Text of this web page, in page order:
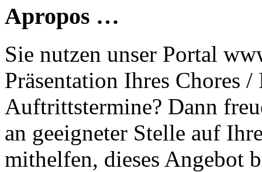
Apropos …
Sie nutzen unser Portal
Präsentation Ihres Chores
Auftrittstermine? Dann
an geeigneter Stelle auf
mithelfen, dieses Angebot